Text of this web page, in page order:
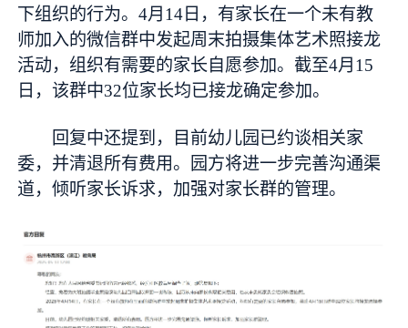
下组织的行为。4月14日，有家长在一个未有教
师加入的微信群中发起周末拍摄集体艺术照接龙
活动，组织有需要的家长自愿参加。截至4月15
日，该群中32位家长均已接龙确定参加。
回复中还提到，目前幼儿园已约谈相关家
委，并清退所有费用。园方将进一步完善沟通渠
道，倾听家长诉求，加强对家长群的管理。